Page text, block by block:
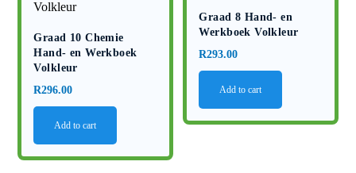
Graad 10 Chemie
Hand- en Werkboek
Volkleur
R296.00
Add to cart
Graad 8 Hand- en
Werkboek Volkleur
R293.00
Add to cart